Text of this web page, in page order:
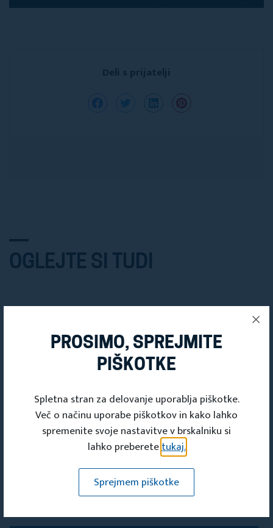
Deli s prijatelji
OGLEJTE SI TUDI
Dogodki
Turistične tržnice 33. festivala
Turizmu pomaga lastna glava
PROSIMO, SPREJMITE
PIŠKOTKE
Spletna stran za delovanje uporablja piškotke.
Več o načinu uporabe piškotkov in kako lahko
spremenite svoje nastavitve v brskalniku si
lahko preberetetukaj.
Sprejmem piškotke